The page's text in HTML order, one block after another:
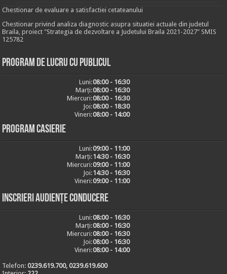
Chestionar de evaluare a satisfactiei cetateanului
Chestionar privind analiza diagnostic asupra situatiei actuale din judetul
Braila, proiect "Strategia de dezvoltare a Judetului Braila 2021-2027" SMIS
125782
Program de lucru cu publicul
Luni:08:00 - 16:30
Marți:08:00 - 16:30
Miercuri:08:00 - 16:30
Joi:08:00 - 18:30
Vineri:08:00 - 14:00
Program casierie
Luni:09:00 - 11:00
Marți:14:30 - 16:30
Miercuri:09:00 - 11:00
Joi:14:30 - 16:30
Vineri:09:00 - 11:00
Inscrieri audiențe conducere
Luni:08:00 - 16:30
Marți:08:00 - 16:30
Miercuri:08:00 - 16:30
Joi:08:00 - 16:30
Vineri:08:00 - 14:00
Telefon:0239.619.700, 0239.619.600